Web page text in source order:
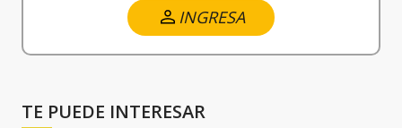
INGRESA
TE PUEDE INTERESAR